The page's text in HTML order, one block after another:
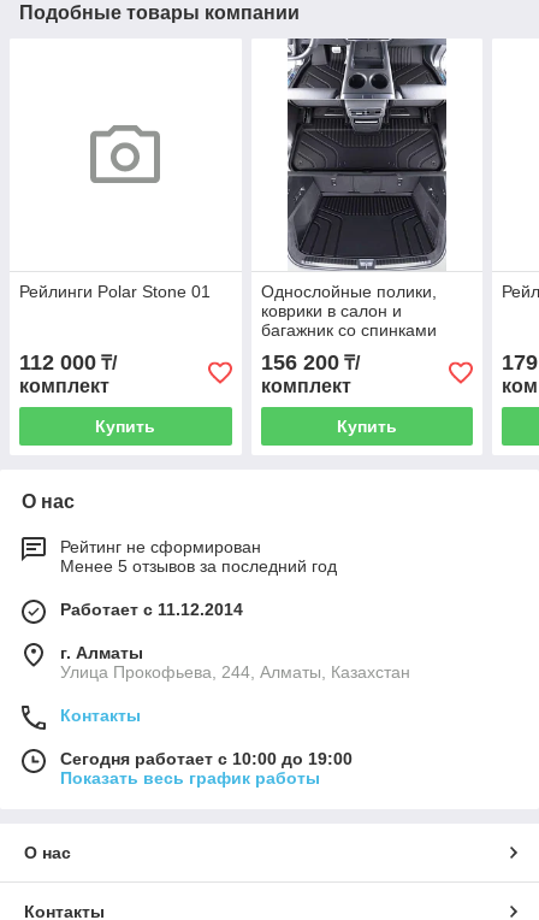
Подобные товары компании
Рейлинги Polar Stone 01
112 000 ₸/
комплект
Купить
Однослойные полики,
коврики в салон и
багажник со спинками
TPE
156 200₸/
комплект
Купить
О нас
Рейтинг не сформирован
Менее 5 отзывов за последний год
Работает с 11.12.2014
г. Алматы
​Улица Прокофьева, 244, Алматы, Казахстан
Контакты
Сегодня работает с 10:00 до 19:00
Показать весь график работы
О нас
Контакты